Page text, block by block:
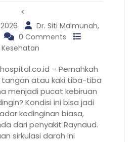
<
Dr. Siti Maimunah,
0 Comments
Kesehatan
– Pernahkah
tangan atau kaki tiba-tiba
menjadi pucat kebiruan
Kondisi ini bisa jadi
kedinginan biasa,
dari penyakit Raynaud.
sirkulasi darah ini